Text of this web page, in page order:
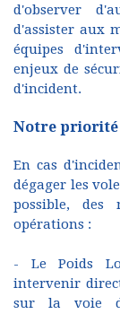
d'observer
d'assister aux
équipes
enjeux de
d'incident.
Notre
En cas
dégager les
possible, des
opérations :
- Le Poids
intervenir
sur la voie